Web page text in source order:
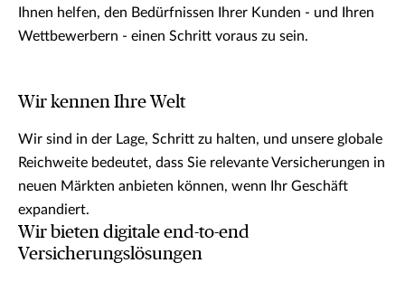
Ihnen helfen, den Bedürfnissen Ihrer Kunden - und Ihren
Wettbewerbern - einen Schritt voraus zu sein.
Wir kennen Ihre Welt
Wir sind in der Lage, Schritt zu halten, und unsere globale
Reichweite bedeutet, dass Sie relevante Versicherungen in
neuen Märkten anbieten können, wenn Ihr Geschäft
expandiert.
Wir bieten digitale end-to-end
Versicherungslösungen